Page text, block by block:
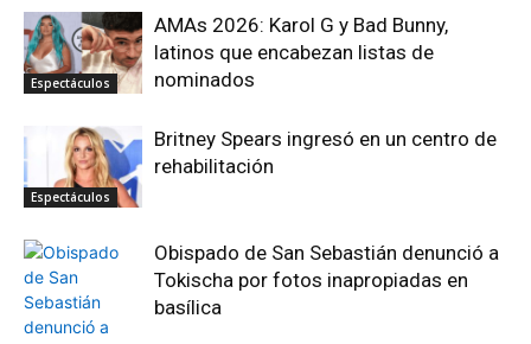
Espectáculos
AMAs 2026: Karol G y Bad Bunny,
latinos que encabezan listas de
nominados
Espectáculos
Britney Spears ingresó en un centro de
rehabilitación
Obispado de San Sebastián denunció a
Tokischa por fotos inapropiadas en
basílica